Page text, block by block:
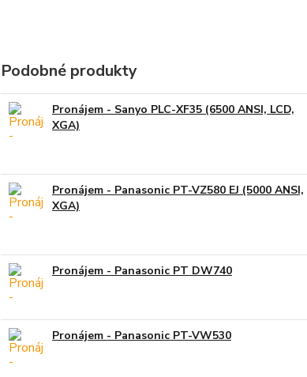
Podobné produkty
Pronájem - Sanyo PLC-XF35 (6500 ANSI, LCD,
XGA)
Pronájem - Panasonic PT-VZ580 EJ (5000 ANSI,
XGA)
Pronájem - Panasonic PT DW740
Pronájem - Panasonic PT-VW530